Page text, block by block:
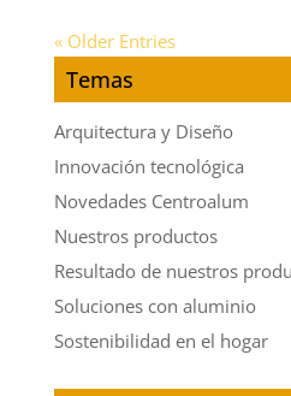
« Older Entries
Temas
Arquitectura y Diseño
Innovación tecnológica
Novedades Centroalum
Nuestros productos
Resultado de nuestros
Soluciones con aluminio
Sostenibilidad en el hogar